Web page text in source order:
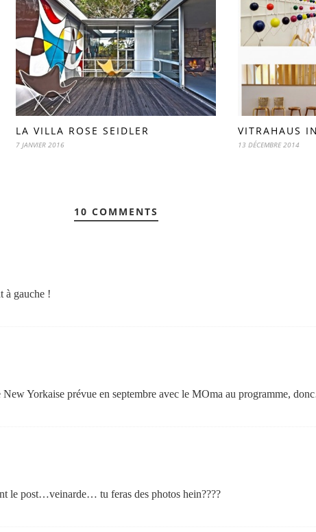
LA VILLA ROSE SEIDLER
7 JANVIER 2016
VITRAHAUS
13 DÉCEMBRE 2014
10 COMMENTS
à gauche !
Yorkaise prévue en septembre avec le MOma au programme,
le post…veinarde… tu feras des photos hein????